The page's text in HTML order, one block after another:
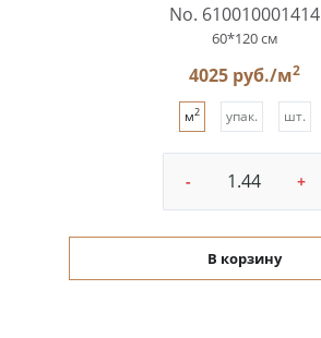
No. 610010001414
60*120 см
4025 руб./м2
м2 упак. шт.
- +
В корзину